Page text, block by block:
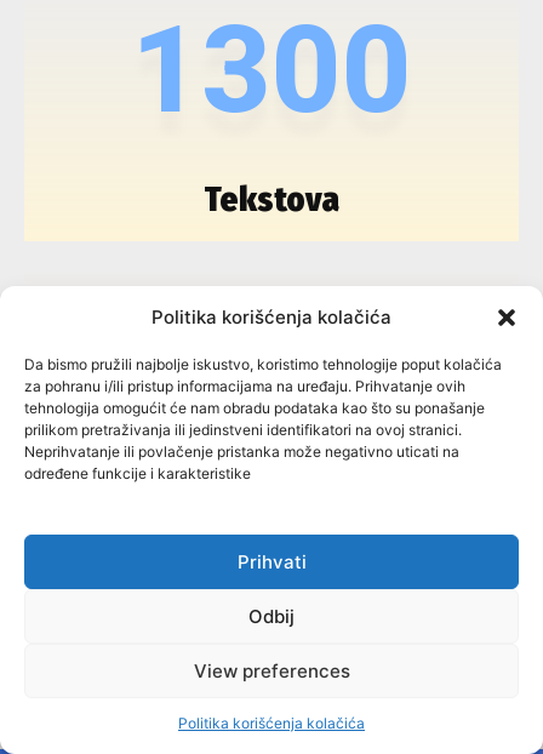
Politika korišćenja kolačića
Da bismo pružili najbolje iskustvo, koristimo tehnologije poput kolačića
za pohranu i/ili pristup informacijama na uređaju. Prihvatanje ovih
tehnologija omogućit će nam obradu podataka kao što su ponašanje
prilikom pretraživanja ili jedinstveni identifikatori na ovoj stranici.
Neprihvatanje ili povlačenje pristanka može negativno uticati na
određene funkcije i karakteristike
Prihvati
Odbij
View preferences
Politika korišćenja kolačića
1300
Tekstova
142
79